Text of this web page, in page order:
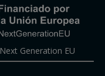
Generation EU